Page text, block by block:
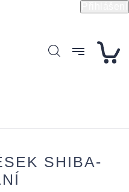
SHIBA-